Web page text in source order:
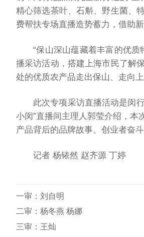
精心筛选茶叶、石斛、野生菌、
费帮扶专场直播造势蓄力，借助
“保山深山蕴藏着丰富的优
播采访活动，搭建上海市民了解
处的优质农产品走出保山、走向
此次专项采访直播活动是闵
小闵”直播间主理人郭莹介绍，
产品背后的品牌故事、创业者奋
记者 杨铱然 赵齐源 丁婷
一审： 刘自明
二审：杨冬燕 杨娜
三审：王灿